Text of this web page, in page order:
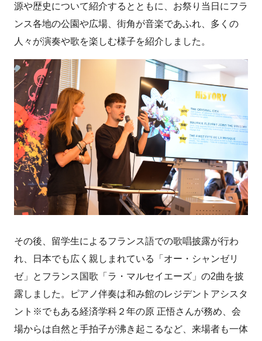
源や歴史について紹介するとともに、お祭り当日にフラ
ンス各地の公園や広場、街角が音楽であふれ、多くの
人々が演奏や歌を楽しむ様子を紹介しました。
その後、留学生によるフランス語での歌唱披露が行わ
れ、日本でも広く親しまれている「オー・シャンゼリ
ゼ」とフランス国歌「ラ・マルセイエーズ」の2曲を披
露しました。ピアノ伴奏は和み館のレジデントアシスタ
ント※でもある経済学科２年の原 正悟さんが務め、会
場からは自然と手拍子が沸き起こるなど、来場者も一体